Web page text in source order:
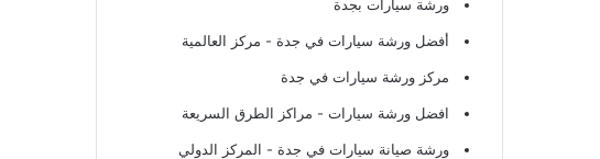
ورشة سيارات بجدة
أفضل ورشة سيارات في جدة - مركز العالمية
مركز ورشة سيارات في جدة
افضل ورشة سيارات - مراكز الطرق السريعة
ورشة صيانة سيارات في جدة - المركز الدولي